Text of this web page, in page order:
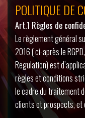
POLITIQUE DE
Art.1 Règles de
Le règlement général
2016 ( ci-après le
Regulation) est
règles et conditions
le cadre du traitement
clients et prospects, et